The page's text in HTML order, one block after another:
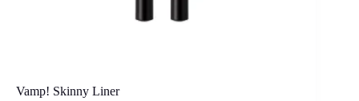
Vamp! Skinny Liner